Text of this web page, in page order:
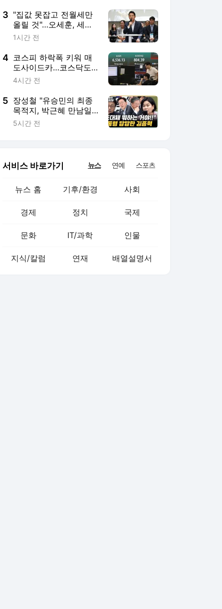
3 "집값 못잡고 전월세만
올릴 것"…오세훈, 세제
개편안 거듭 비판(종합)
1시간 전
4 코스피 하락폭 키워 매
도사이드카…코스닥도
나흘만에 반락
4시간 전
5 장성철 "유승민의 최종
목적지, 박근혜 만남일
수도"[한판승부]
5시간 전
서비스 바로가기 뉴스 연예 스포츠
뉴스 홈 기후/환경 사회
경제 정치 국제
문화 IT/과학 인물
지식/칼럼 연재 배열설명서